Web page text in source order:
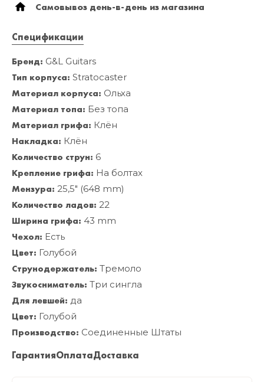
Самовывоз день-в-день из магазина
Спецификации
Бренд: G&L Guitars
Тип корпуса: Stratocaster
Материал корпуса: Ольха
Материал топа: Без топа
Материал грифа: Клён
Накладка: Клён
Количество струн: 6
Крепление грифа: На болтах
Мензура: 25,5" (648 mm)
Количество ладов: 22
Ширина грифа: 43 mm
Чехол: Есть
Цвет: Голубой
Струнодержатель: Тремоло
Звукосниматель: Три сингла
Для левшей: да
Цвет: Голубой
Производство: Соединенные Штаты
ГарантияОплатаДоставка